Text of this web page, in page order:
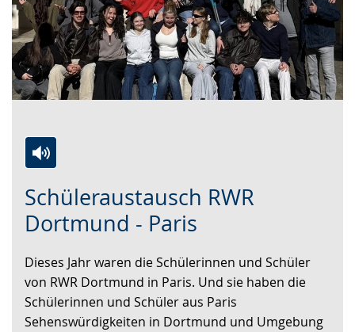
Schüleraustausch RWR
Dortmund - Paris
Leichten
Sprache
wechseln.
Audio-
Unterstützung.
Video
in
Deutscher
Gebärdensprache
wird
angezeigt.
Dieses Jahr waren die Schülerinnen und Schüler
von RWR Dortmund in Paris. Und sie haben die
Schülerinnen und Schüler aus Paris
Sehenswürdigkeiten in Dortmund und Umgebung